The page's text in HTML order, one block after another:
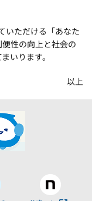
いただける「あなた
性の向上と社会の
いります。
以上